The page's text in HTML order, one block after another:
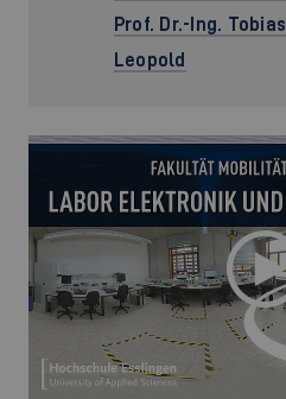
Prof. Dr.-Ing. Tobias
Leopold